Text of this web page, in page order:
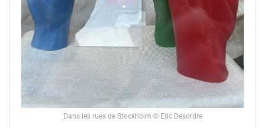
Dans les rues de Stockholm © Eric Desordre